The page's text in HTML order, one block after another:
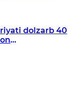
dolzarb 40